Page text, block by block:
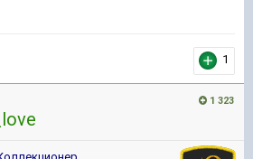
1
1 323